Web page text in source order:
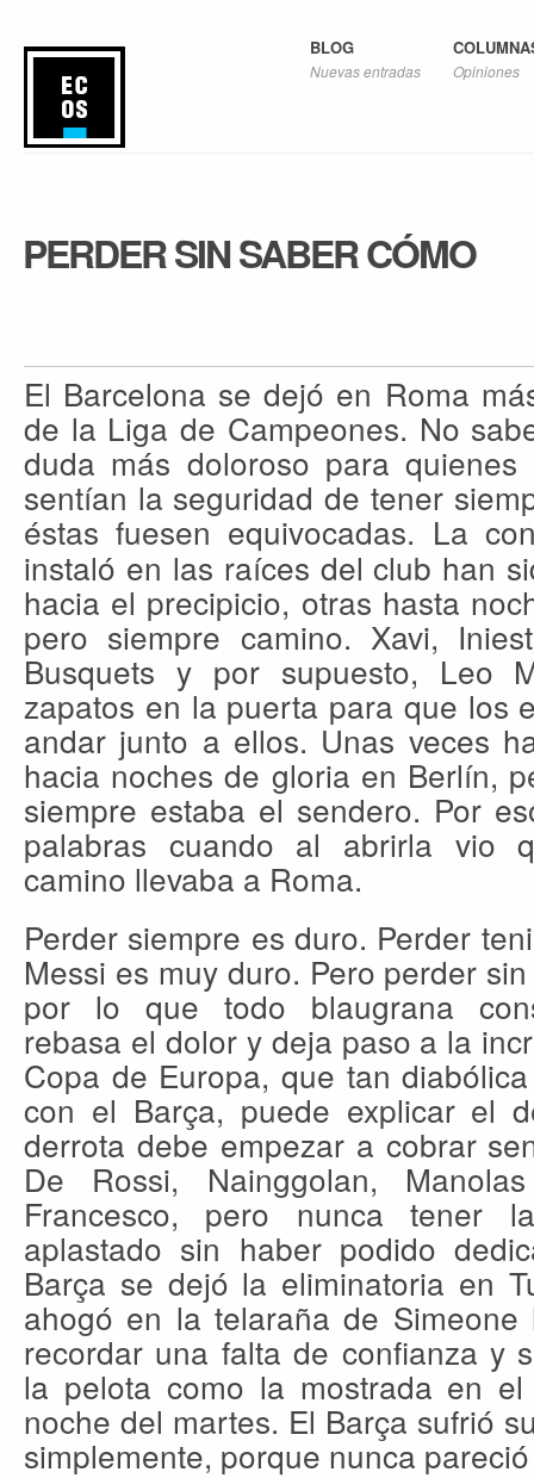
BLOG
Nuevas entradas Opiniones
PERDER SIN SABER CÓMO
El Barcelona se dejó en Roma
de la Liga de Campeones. No
duda más doloroso para
sentían la seguridad de tener
éstas fuesen equivocadas. La
instaló en las raíces del club han
hacia el precipicio, otras hasta
pero siempre camino. Xavi,
Busquets y por supuesto, Leo
zapatos en la puerta para que los
andar junto a ellos. Unas veces
hacia noches de gloria en Berlín,
siempre estaba el sendero. Por
palabras cuando al abrirla vio
camino llevaba a Roma.
Perder siempre es duro. Perder
Messi es muy duro. Pero perder
por lo que todo blaugrana
rebasa el dolor y deja paso a la
Copa de Europa, que tan
con el Barça, puede explicar el
derrota debe empezar a cobrar
De Rossi, Nainggolan,
Francesco, pero nunca tener
aplastado sin haber podido
Barça se dejó la eliminatoria en
ahogó en la telaraña de
recordar una falta de confianza y
la pelota como la mostrada en
noche del martes. El Barça sufrió
simplemente, porque nunca